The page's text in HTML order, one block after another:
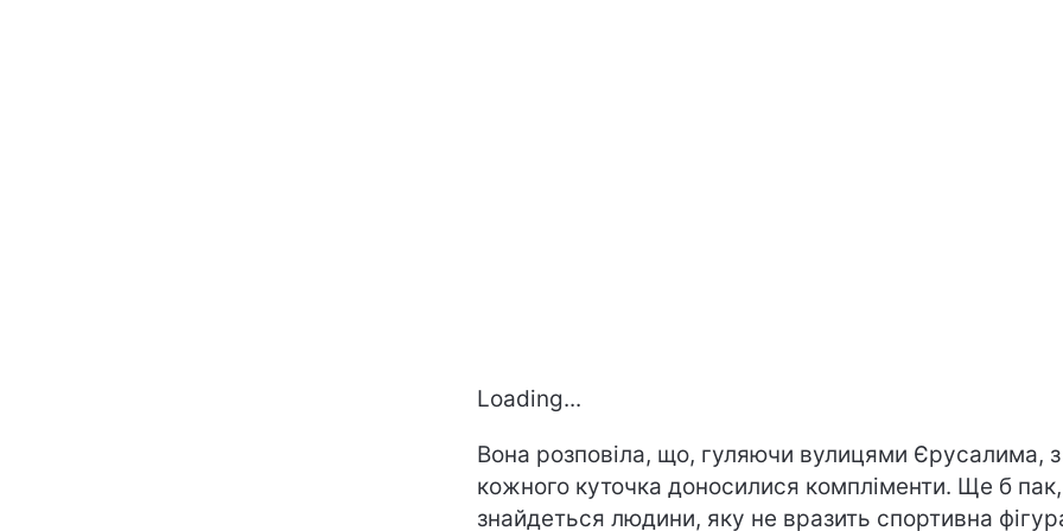
Loading...
Вона розповіла, що, гуляючи вулицями Єрусалима, з
кожного куточка доносилися компліменти. Ще б
знайдеться людини, яку не вразить спортивна